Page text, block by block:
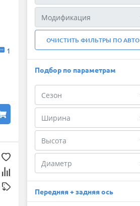
1
ОЧИСТИТЬ ФИЛЬТРЫ ПО АВТО
Подбор по параметрам
Передняя + задняя ось